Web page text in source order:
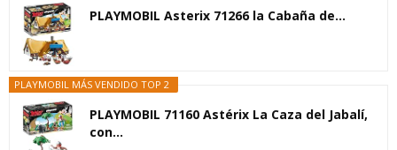
PLAYMOBIL Asterix 71266 la Cabaña de...
PLAYMOBIL MÁS VENDIDO TOP 2
PLAYMOBIL 71160 Astérix La Caza del Jabalí,
con...